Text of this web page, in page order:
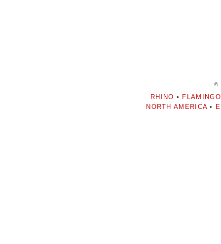
©
RHINO • FLAMINGO
NORTH AMERICA •